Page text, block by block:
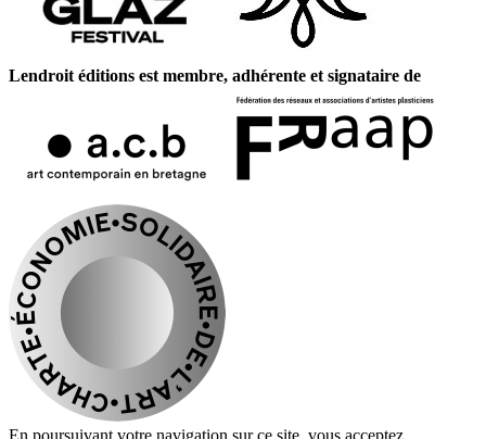
Lendroit éditions est membre, adhérente et signataire de
En poursuivant votre navigation sur ce site, vous acceptez